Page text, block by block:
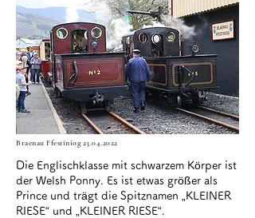
Braenau Ffestiniog23.04.2022
Die Englischklasse mit schwarzem Körper ist
der Welsh Ponny. Es ist etwas größer als
Prince und trägt die Spitznamen „KLEINER
RIESE“ und „KLEINER RIESE“.